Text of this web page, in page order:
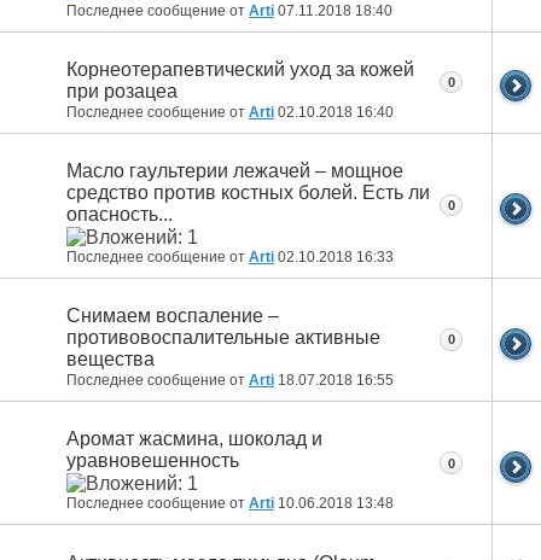
Последнее сообщение от Arti 07.11.2018 18:40
Корнеотерапевтический уход за кожей
при розацеа
Последнее сообщение от Arti 02.10.2018 16:40
0
Масло гаультерии лежачей – мощное
средство против костных болей. Есть ли
опасность...
Последнее сообщение от Arti 02.10.2018 16:33
0
Снимаем воспаление –
противовоспалительные активные
вещества
Последнее сообщение от Arti 18.07.2018 16:55
0
Аромат жасмина, шоколад и
уравновешенность
Последнее сообщение от Arti 10.06.2018 13:48
0